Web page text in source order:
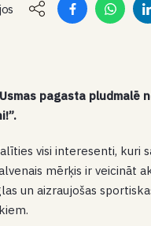
pagasta
visi interesenti, kuri
mērķis ir veicināt
un aizraujošas